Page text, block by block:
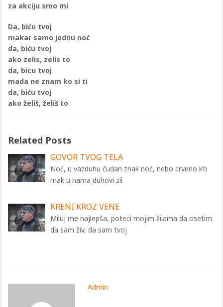
za akciju smo mi
Da, biću tvoj
makar samo jednu noć
da, biću tvoj
ako zelis, zelis to
da, bicu tvoj
mada ne znam ko si ti
da, biću tvoj
ako želiš, želiš to
Related Posts
GOVOR TVOG TELA
Noć, u vazduhu čudan znak noć, nebo crveno k’o
mak u nama duhovi zli
KRENI KROZ VENE
Miluj me najlepša, poteci mojim žilama da osetim
da sam živ, da sam tvoj
Admin